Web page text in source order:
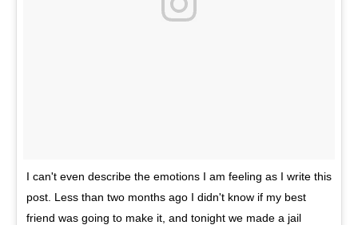
I can't even describe the emotions I am feeling as I write this
post. Less than two months ago I didn't know if my best
friend was going to make it, and tonight we made a jail